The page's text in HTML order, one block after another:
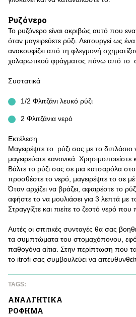
Ρυζόνερο
Το ρυζόνερο είναι ακριβώς αυτό που
όταν μαγειρεύετε ρύζι. Λειτουργεί ως
ανακουφίζει από τη φλεγμονή
χαλαρωτικού φράγματος πάνω από το
Συστατικά
1/2 Φλιτζάνι λευκό ρύζι
2 Φλιτζάνια νερό
Εκτέλεση
Μαγειρέψτε το ρύζι σας με το
μαγειρεύατε κανονικά.
Βάλτε το ρύζι σας σε μια κατσαρόλα στο
προσθέστε το νερό, μαγειρέψτε το σε
Όταν αρχίζει να βράζει, αφαιρέστε το
αφήστε το να μουλιάσει για 3 λεπτά με
Στραγγίξτε και πιείτε το ζεστό νερό που
Αυτές οι σπιτικές συνταγές θα σας
τα συμπτώματα του στομαχόπονου,
παθογόνα αίτια. Στην περίπτωση που
το itrofi σας συμβουλεύει να
TAGS:
ΑΝΑΛΓΗΤΙΚA
ΡΟΦΗΜΑ